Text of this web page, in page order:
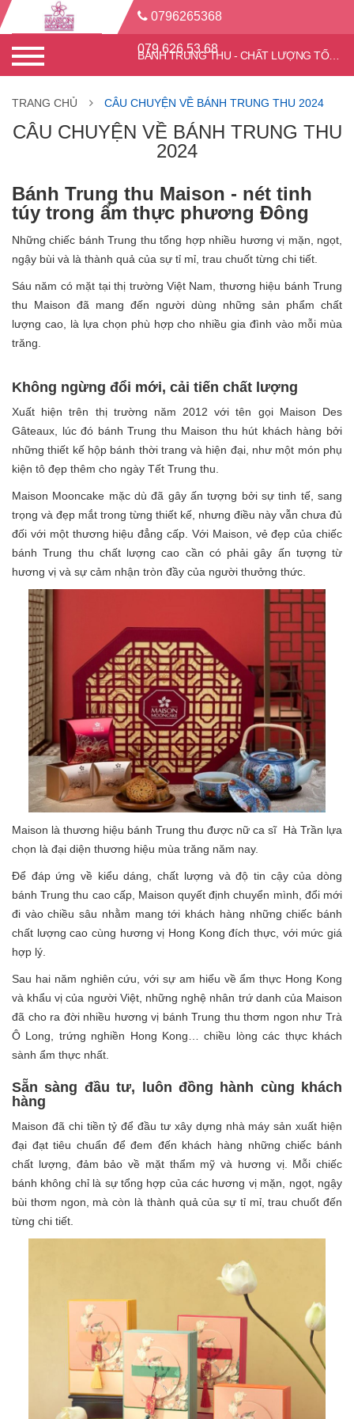
0796265368
079.626.53.68 BÁNH TRUNG THU - CHẤT LƯỢNG TỐT - CHIẾT KHẤU CAO
TRANG CHỦ CÂU CHUYỆN VỀ BÁNH TRUNG THU 2024
CÂU CHUYỆN VỀ BÁNH TRUNG THU
2024
Bánh Trung thu Maison - nét tinh
túy trong ẩm thực phương Đông
Những chiếc bánh Trung thu tổng hợp nhiều hương vị mặn, ngọt,
ngậy bùi và là thành quả của sự tỉ mỉ, trau chuốt từng chi tiết.
Sáu năm có mặt tại thị trường Việt Nam, thương hiệu bánh Trung
thu Maison đã mang đến người dùng những sản phẩm chất
lượng cao, là lựa chọn phù hợp cho nhiều gia đình vào mỗi mùa
trăng.
Không ngừng đổi mới, cải tiến chất lượng
Xuất hiện trên thị trường năm 2012 với tên gọi Maison Des
Gâteaux, lúc đó bánh Trung thu Maison thu hút khách hàng bởi
những thiết kế hộp bánh thời trang và hiện đại, như một món phụ
kiện tô đẹp thêm cho ngày Tết Trung thu.
Maison Mooncake mặc dù đã gây ấn tượng bởi sự tinh tế, sang
trọng và đẹp mắt trong từng thiết kế, nhưng điều này vẫn chưa đủ
đối với một thương hiệu đẳng cấp. Với Maison, vẻ đẹp của chiếc
bánh Trung thu chất lượng cao cần có phải gây ấn tượng từ
hương vị và sự cảm nhận tròn đầy của người thưởng thức.
Maison là thương hiệu bánh Trung thu được nữ ca sĩ Hà Trần lựa
chọn là đại diện thương hiệu mùa trăng năm nay.
Để đáp ứng về kiểu dáng, chất lượng và độ tin cậy của dòng
bánh Trung thu cao cấp, Maison quyết định chuyển mình, đổi mới
đi vào chiều sâu nhằm mang tới khách hàng những chiếc bánh
chất lượng cao cùng hương vị Hong Kong đích thực, với mức giá
hợp lý.
Sau hai năm nghiên cứu, với sự am hiểu về ẩm thực Hong Kong
và khẩu vị của người Việt, những nghệ nhân trứ danh của Maison
đã cho ra đời nhiều hương vị bánh Trung thu thơm ngon như Trà
Ô Long, trứng nghiền Hong Kong… chiều lòng các thực khách
sành ẩm thực nhất.
Sẵn sàng đầu tư, luôn đồng hành cùng khách
hàng
Maison đã chi tiền tỷ để đầu tư xây dựng nhà máy sản xuất hiện
đại đạt tiêu chuẩn để đem đến khách hàng những chiếc bánh
chất lượng, đảm bảo về mặt thẩm mỹ và hương vị. Mỗi chiếc
bánh không chỉ là sự tổng hợp của các hương vị mặn, ngọt, ngậy
bùi thơm ngon, mà còn là thành quả của sự tỉ mỉ, trau chuốt đến
từng chi tiết.